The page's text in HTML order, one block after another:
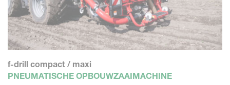
f-drill compact / maxi
PNEUMATISCHE OPBOUWZAAIMACHINE